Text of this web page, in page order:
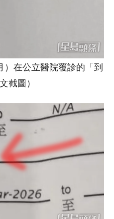
在公立醫院覆診的「到
截圖）